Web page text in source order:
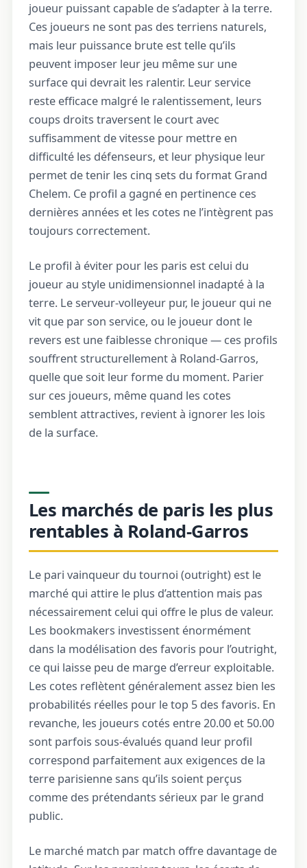
joueur puissant capable de s’adapter à la terre.
Ces joueurs ne sont pas des terriens naturels,
mais leur puissance brute est telle qu’ils
peuvent imposer leur jeu même sur une
surface qui devrait les ralentir. Leur service
reste efficace malgré le ralentissement, leurs
coups droits traversent le court avec
suffisamment de vitesse pour mettre en
difficulté les défenseurs, et leur physique leur
permet de tenir les cinq sets du format Grand
Chelem. Ce profil a gagné en pertinence ces
dernières années et les cotes ne l’intègrent pas
toujours correctement.
Le profil à éviter pour les paris est celui du
joueur au style unidimensionnel inadapté à la
terre. Le serveur-volleyeur pur, le joueur qui ne
vit que par son service, ou le joueur dont le
revers est une faiblesse chronique — ces profils
souffrent structurellement à Roland-Garros,
quelle que soit leur forme du moment. Parier
sur ces joueurs, même quand les cotes
semblent attractives, revient à ignorer les lois
de la surface.
Les marchés de paris les plus
rentables à Roland-Garros
Le pari vainqueur du tournoi (outright) est le
marché qui attire le plus d’attention mais pas
nécessairement celui qui offre le plus de valeur.
Les bookmakers investissent énormément
dans la modélisation des favoris pour l’outright,
ce qui laisse peu de marge d’erreur exploitable.
Les cotes reflètent généralement assez bien les
probabilités réelles pour le top 5 des favoris. En
revanche, les joueurs cotés entre 20.00 et 50.00
sont parfois sous-évalués quand leur profil
correspond parfaitement aux exigences de la
terre parisienne sans qu’ils soient perçus
comme des prétendants sérieux par le grand
public.
Le marché match par match offre davantage de